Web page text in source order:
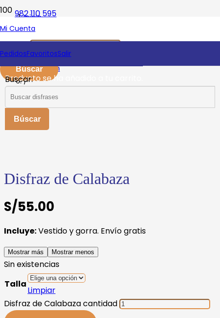
982 110 595
Buscar:
Mi Cuenta
PedidosFavoritosSalir
Productose ha añadido a tu carrito.
Buscar:
Inicio
/
Disfraces Niñas
/
Halloween
/
Disfraz de Calabaza
Disfraz de Calabaza
S/55.00
Incluye:Vestido y gorra. Envío gratis
Mostrar más Mostrar menos
Sin existencias
Talla
Limpiar
Disfraz de Calabaza cantidad